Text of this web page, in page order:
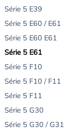
Série 5 E39
Série 5 E60 / E61
Série 5 E60 E61
Série 5 E61
Série 5 F10
Série 5 F10 / F11
Série 5 F11
Série 5 G30
Série 5 G30 / G31